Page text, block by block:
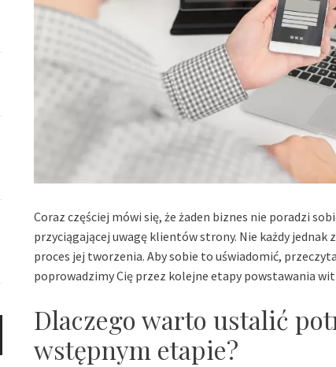
Coraz częściej mówi się, że żaden biznes nie poradzi
przyciągającej uwagę klientów strony. Nie każdy
proces jej tworzenia. Aby sobie to uświadomić,
poprowadzimy Cię przez kolejne etapy powstawania
Dlaczego warto ustalić
wstępnym etapie?